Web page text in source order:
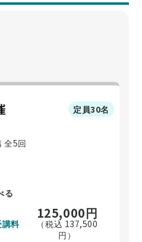
定員30名
全5回
る
講料
125,000円
（税込 137,500
円）